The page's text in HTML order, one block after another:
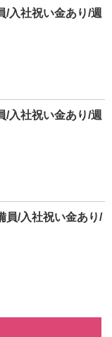
/入社祝い金あり/週
/入社祝い金あり/週
員/入社祝い金あり/